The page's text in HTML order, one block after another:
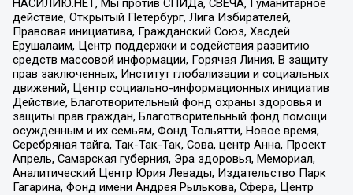
действие, Открытый Петербург, Лига Избирателей,
Правовая инициатива, Гражданский Союз, Хасдей
Ерушалаим, Центр поддержки и содействия развитию
средств массовой информации, Горячая Линия, В защиту
прав заключенных, Институт глобализации и социальных
движений, Центр социально-информационных инициатив
Действие, Благотворительный фонд охраны здоровья и
защиты прав граждан, Благотворительный фонд помощи
осужденным и их семьям, Фонд Тольятти, Новое время,
Серебряная тайга, Так-Так-Так, Сова, центр Анна, Проект
Апрель, Самарская губерния, Эра здоровья, Мемориал,
Аналитический Центр Юрия Левады, Издательство Парк
Гагарина, Фонд имени Андрея Рылькова, Сфера, Центр